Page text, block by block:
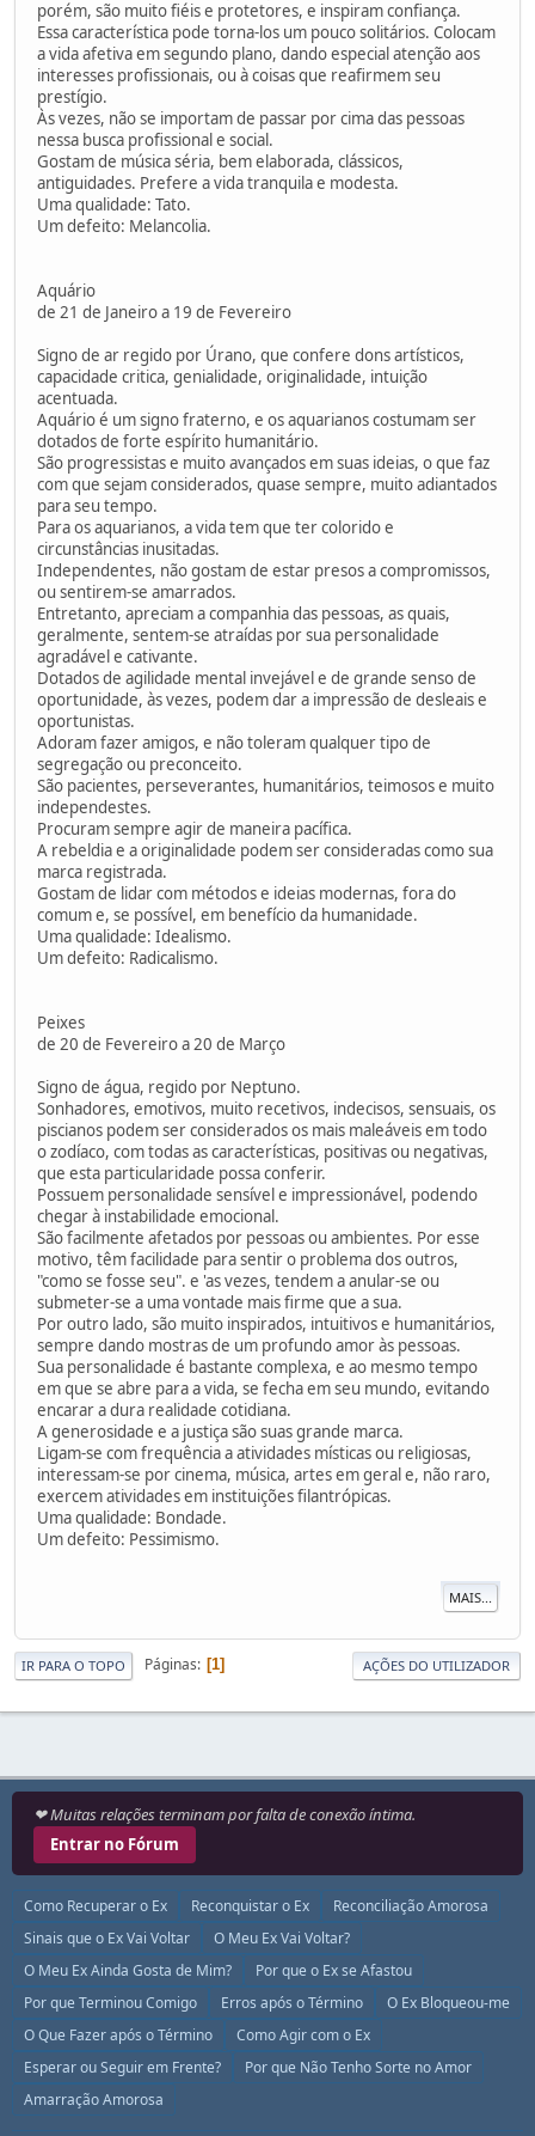
porém, são muito fiéis e protetores, e inspiram confiança.
Essa característica pode torna-los um pouco solitários. Colocam
a vida afetiva em segundo plano, dando especial atenção aos
interesses profissionais, ou à coisas que reafirmem seu
prestígio.
Às vezes, não se importam de passar por cima das pessoas
nessa busca profissional e social.
Gostam de música séria, bem elaborada, clássicos,
antiguidades. Prefere a vida tranquila e modesta.
Uma qualidade: Tato.
Um defeito: Melancolia.
Aquário
de 21 de Janeiro a 19 de Fevereiro
Signo de ar regido por Úrano, que confere dons artísticos,
capacidade critica, genialidade, originalidade, intuição
acentuada.
Aquário é um signo fraterno, e os aquarianos costumam ser
dotados de forte espírito humanitário.
São progressistas e muito avançados em suas ideias, o que faz
com que sejam considerados, quase sempre, muito adiantados
para seu tempo.
Para os aquarianos, a vida tem que ter colorido e
circunstâncias inusitadas.
Independentes, não gostam de estar presos a compromissos,
ou sentirem-se amarrados.
Entretanto, apreciam a companhia das pessoas, as quais,
geralmente, sentem-se atraídas por sua personalidade
agradável e cativante.
Dotados de agilidade mental invejável e de grande senso de
oportunidade, às vezes, podem dar a impressão de desleais e
oportunistas.
Adoram fazer amigos, e não toleram qualquer tipo de
segregação ou preconceito.
São pacientes, perseverantes, humanitários, teimosos e muito
independestes.
Procuram sempre agir de maneira pacífica.
A rebeldia e a originalidade podem ser consideradas como sua
marca registrada.
Gostam de lidar com métodos e ideias modernas, fora do
comum e, se possível, em benefício da humanidade.
Uma qualidade: Idealismo.
Um defeito: Radicalismo.
Peixes
de 20 de Fevereiro a 20 de Março
Signo de água, regido por Neptuno.
Sonhadores, emotivos, muito recetivos, indecisos, sensuais, os
piscianos podem ser considerados os mais maleáveis em todo
o zodíaco, com todas as características, positivas ou negativas,
que esta particularidade possa conferir.
Possuem personalidade sensível e impressionável, podendo
chegar à instabilidade emocional.
São facilmente afetados por pessoas ou ambientes. Por esse
motivo, têm facilidade para sentir o problema dos outros,
"como se fosse seu". e 'as vezes, tendem a anular-se ou
submeter-se a uma vontade mais firme que a sua.
Por outro lado, são muito inspirados, intuitivos e humanitários,
sempre dando mostras de um profundo amor às pessoas.
Sua personalidade é bastante complexa, e ao mesmo tempo
em que se abre para a vida, se fecha em seu mundo, evitando
encarar a dura realidade cotidiana.
A generosidade e a justiça são suas grande marca.
Ligam-se com frequência a atividades místicas ou religiosas,
interessam-se por cinema, música, artes em geral e, não raro,
exercem atividades em instituições filantrópicas.
Uma qualidade: Bondade.
Um defeito: Pessimismo.
MAIS...
IR PARA O TOPO Páginas 1 AÇÕES DO UTILIZADOR
❤ Muitas relações terminam por falta de conexão íntima.
Entrar no Fórum
Como Recuperar o Ex Reconquistar o Ex
Reconciliação Amorosa
Sinais que o Ex Vai Voltar
O Meu Ex Vai Voltar?
O Meu Ex Ainda Gosta de Mim?
Por que o Ex se Afastou
Por que Terminou Comigo
Erros após o Término
O Ex Bloqueou-me
O Que Fazer após o Término
Como Agir com o Ex
Esperar ou Seguir em Frente?
Por que Não Tenho Sorte no Amor
Amarração Amorosa